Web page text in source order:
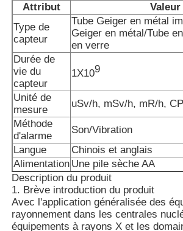
Aperçu
Produits
Vidéos
Attribut
Valeur
Type de
capteur
Tube Geiger en métal
Geiger en métal/Tube
en verre
Durée de
vie du
capteur
1X109
Unité de
mesure
uSv/h, mSv/h, mR/h,
Méthode
d'alarme
Son/Vibration
Langue
Chinois et anglais
Alimentation Une pile sèche AA
Description du produit
1. Brève introduction du produit
Avec l'application généralisée des
rayonnement dans les centrales
équipements à rayons X et les